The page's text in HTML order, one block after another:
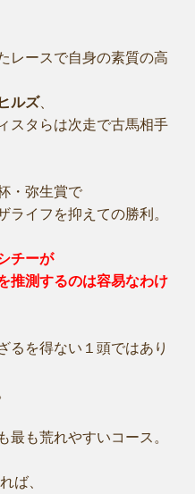
レースで自身の素質の高
ルズ、
スタらは次走で古馬相手
・弥生賞で
ライフを抑えての勝利。
チーが
推測するのは容易なわけ
るを得ない１頭ではあり
最も荒れやすいコース。
ば、